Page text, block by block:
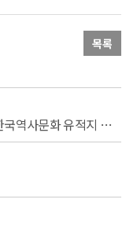
목록
제 5회 세계체험프로그램 - 중국 남부 한국역사문화 유적지 답사[최정훈11]